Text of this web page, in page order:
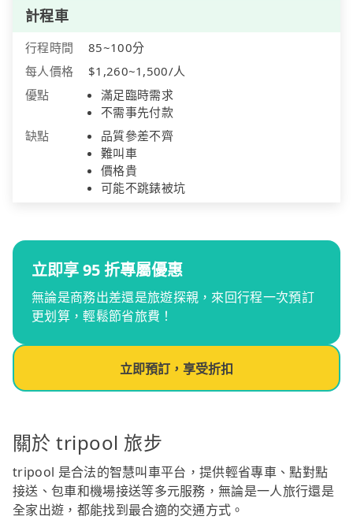
計程車
行程時間
85~100分
每人價格
$1,260~1,500/人
優點
滿足臨時需求
不需事先付款
缺點
品質參差不齊
難叫車
價格貴
可能不跳錶被坑
立即享 95 折專屬優惠
無論是商務出差還是旅遊探親，來回行程一次預訂
更划算，輕鬆節省旅費！
立即預訂，享受折扣
關於 tripool 旅步
tripool 是合法的智慧叫車平台，提供輕省專車、點對點
接送、包車和機場接送等多元服務，無論是一人旅行還是
全家出遊，都能找到最合適的交通方式。